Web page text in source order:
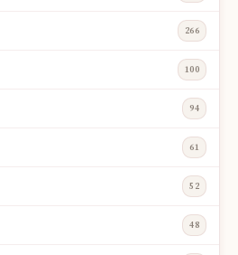
266
100
94
61
52
48